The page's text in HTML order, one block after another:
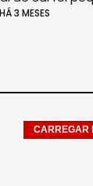
HÁ 3 MESES
CARREGAR